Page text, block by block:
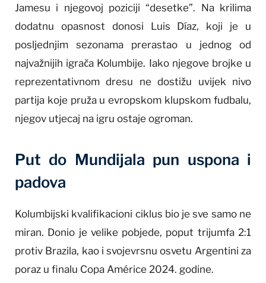
Jamesu i njegovoj poziciji “desetke”. Na krilima
dodatnu opasnost donosi Luis Díaz, koji je u
posljednjim sezonama prerastao u jednog od
najvažnijih igrača Kolumbije. Iako njegove brojke u
reprezentativnom dresu ne dostižu uvijek nivo
partija koje pruža u evropskom klupskom fudbalu,
njegov utjecaj na igru ostaje ogroman.
Put do Mundijala pun uspona i
padova
Kolumbijski kvalifikacioni ciklus bio je sve samo ne
miran. Donio je velike pobjede, poput trijumfa 2:1
protiv Brazila, kao i svojevrsnu osvetu Argentini za
poraz u finalu Copa Américe 2024. godine.